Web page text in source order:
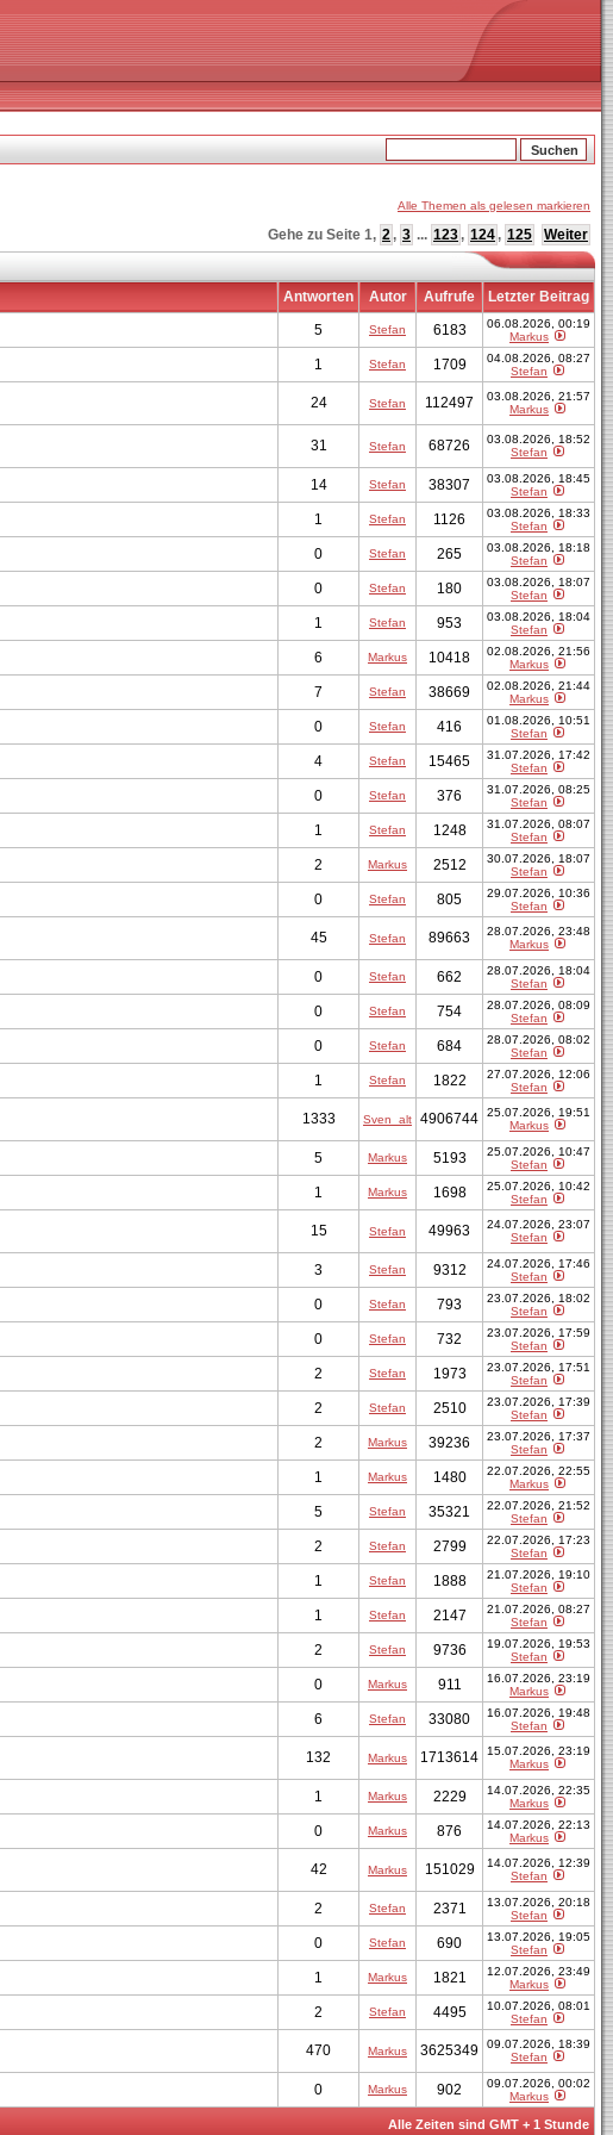
Alle Themen als gelesen markieren
Gehe zu Seite 1, 2, 3 ... 123, 124, 125
Weiter
Antworten Autor Aufrufe Letzter Beitrag
5 Stefan 6183
06.08.2026, 00:19
Markus
1 Stefan 1709
04.08.2026, 08:27
Stefan
24 Stefan 112497
03.08.2026, 21:57
Markus
31 Stefan 68726
03.08.2026, 18:52
Stefan
14 Stefan 38307
03.08.2026, 18:45
Stefan
1 Stefan 1126
03.08.2026, 18:33
Stefan
0 Stefan 265
03.08.2026, 18:18
Stefan
0 Stefan 180
03.08.2026, 18:07
Stefan
1 Stefan 953
03.08.2026, 18:04
Stefan
6 Markus 10418
02.08.2026, 21:56
Markus
7 Stefan 38669
02.08.2026, 21:44
Markus
0 Stefan 416
01.08.2026, 10:51
Stefan
4 Stefan 15465
31.07.2026, 17:42
Stefan
0 Stefan 376
31.07.2026, 08:25
Stefan
1 Stefan 1248
31.07.2026, 08:07
Stefan
2 Markus 2512
30.07.2026, 18:07
Stefan
0 Stefan 805
29.07.2026, 10:36
Stefan
45 Stefan 89663
28.07.2026, 23:48
Markus
0 Stefan 662
28.07.2026, 18:04
Stefan
0 Stefan 754
28.07.2026, 08:09
Stefan
0 Stefan 684
28.07.2026, 08:02
Stefan
1 Stefan 1822
27.07.2026, 12:06
Stefan
1333 Sven_alt 4906744
25.07.2026, 19:51
Markus
5 Markus 5193
25.07.2026, 10:47
Stefan
1 Markus 1698
25.07.2026, 10:42
Stefan
15 Stefan 49963
24.07.2026, 23:07
Stefan
3 Stefan 9312
24.07.2026, 17:46
Stefan
0 Stefan 793
23.07.2026, 18:02
Stefan
0 Stefan 732
23.07.2026, 17:59
Stefan
2 Stefan 1973
23.07.2026, 17:51
Stefan
2 Stefan 2510
23.07.2026, 17:39
Stefan
2 Markus 39236
23.07.2026, 17:37
Stefan
1 Markus 1480
22.07.2026, 22:55
Markus
5 Stefan 35321
22.07.2026, 21:52
Stefan
2 Stefan 2799
22.07.2026, 17:23
Stefan
1 Stefan 1888
21.07.2026, 19:10
Stefan
1 Stefan 2147
21.07.2026, 08:27
Stefan
2 Stefan 9736
19.07.2026, 19:53
Stefan
0 Markus 911
16.07.2026, 23:19
Markus
6 Stefan 33080
16.07.2026, 19:48
Stefan
132 Markus 1713614
15.07.2026, 23:19
Markus
1 Markus 2229
14.07.2026, 22:35
Markus
0 Markus 876
14.07.2026, 22:13
Markus
42 Markus 151029
14.07.2026, 12:39
Stefan
2 Stefan 2371
13.07.2026, 20:18
Stefan
0 Stefan 690
13.07.2026, 19:05
Stefan
1 Markus 1821
12.07.2026, 23:49
Markus
2 Stefan 4495
10.07.2026, 08:01
Stefan
470 Markus 3625349
09.07.2026, 18:39
Stefan
0 Markus 902
09.07.2026, 00:02
Markus
Alle Zeiten sind GMT + 1 Stunde